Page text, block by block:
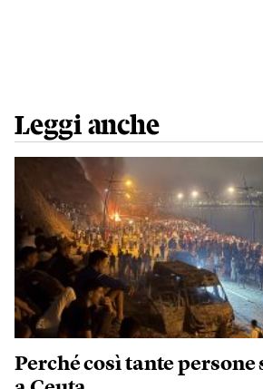
Leggi anche
Perché così tante